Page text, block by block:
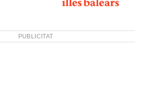
PUBLICITAT